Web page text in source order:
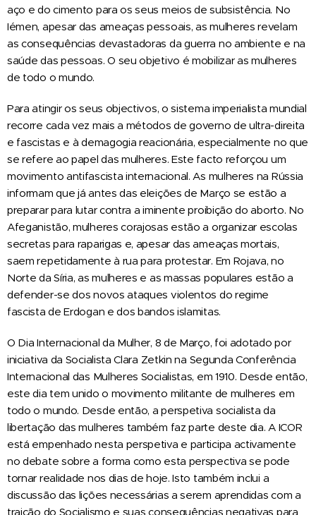
aço e do cimento para os seus meios de subsistência. No
Iémen, apesar das ameaças pessoais, as mulheres revelam
as consequências devastadoras da guerra no ambiente e na
saúde das pessoas. O seu objetivo é mobilizar as mulheres
de todo o mundo.
Para atingir os seus objectivos, o sistema imperialista mundial
recorre cada vez mais a métodos de governo de ultra-direita
e fascistas e à demagogia reacionária, especialmente no que
se refere ao papel das mulheres. Este facto reforçou um
movimento antifascista internacional. As mulheres na Rússia
informam que já antes das eleições de Março se estão a
preparar para lutar contra a iminente proibição do aborto. No
Afeganistão, mulheres corajosas estão a organizar escolas
secretas para raparigas e, apesar das ameaças mortais,
saem repetidamente à rua para protestar. Em Rojava, no
Norte da Síria, as mulheres e as massas populares estão a
defender-se dos novos ataques violentos do regime
fascista de Erdogan e dos bandos islamitas.
O Dia Internacional da Mulher, 8 de Março, foi adotado por
iniciativa da Socialista Clara Zetkin na Segunda Conferência
Internacional das Mulheres Socialistas, em 1910. Desde então,
este dia tem unido o movimento militante de mulheres em
todo o mundo. Desde então, a perspetiva socialista da
libertação das mulheres também faz parte deste dia. A ICOR
está empenhado nesta perspetiva e participa activamente
no debate sobre a forma como esta perspectiva se pode
tornar realidade nos dias de hoje. Isto também inclui a
discussão das lições necessárias a serem aprendidas com a
traição do Socialismo e suas consequências negativas para